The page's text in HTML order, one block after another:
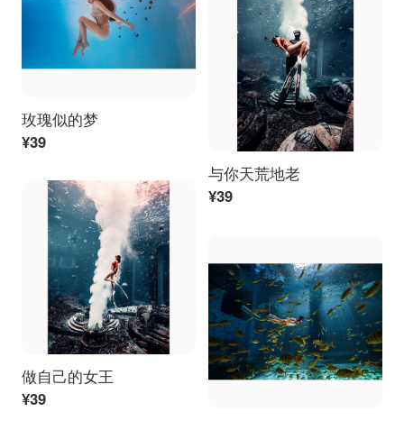
玫瑰似的梦
¥39
与你天荒地老
¥39
做自己的女王
¥39